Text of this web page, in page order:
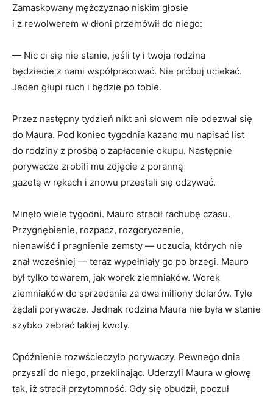
Zamaskowany mężczyznao niskim głosie
i z rewolwerem w dłoni przemówił do niego:
— Nic ci się nie stanie, jeśli ty i twoja rodzina
będziecie z nami współpracować. Nie próbuj uciekać.
Jeden głupi ruch i będzie po tobie.
Przez następny tydzień nikt ani słowem nie odezwał się
do Maura. Pod koniec tygodnia kazano mu napisać list
do rodziny z prośbą o zapłacenie okupu. Następnie
porywacze zrobili mu zdjęcie z poranną
gazetą w rękach i znowu przestali się odzywać.
Minęło wiele tygodni. Mauro stracił rachubę czasu.
Przygnębienie, rozpacz, rozgoryczenie,
nienawiść i pragnienie zemsty — uczucia, których nie
znał wcześniej — teraz wypełniały go po brzegi. Mauro
był tylko towarem, jak worek ziemniaków. Worek
ziemniaków do sprzedania za dwa miliony dolarów. Tyle
żądali porywacze. Jednak rodzina Maura nie była w stanie
szybko zebrać takiej kwoty.
Opóźnienie rozwścieczyło porywaczy. Pewnego dnia
przyszli do niego, przeklinając. Uderzyli Maura w głowę
tak, iż stracił przytomność. Gdy się obudził, poczuł